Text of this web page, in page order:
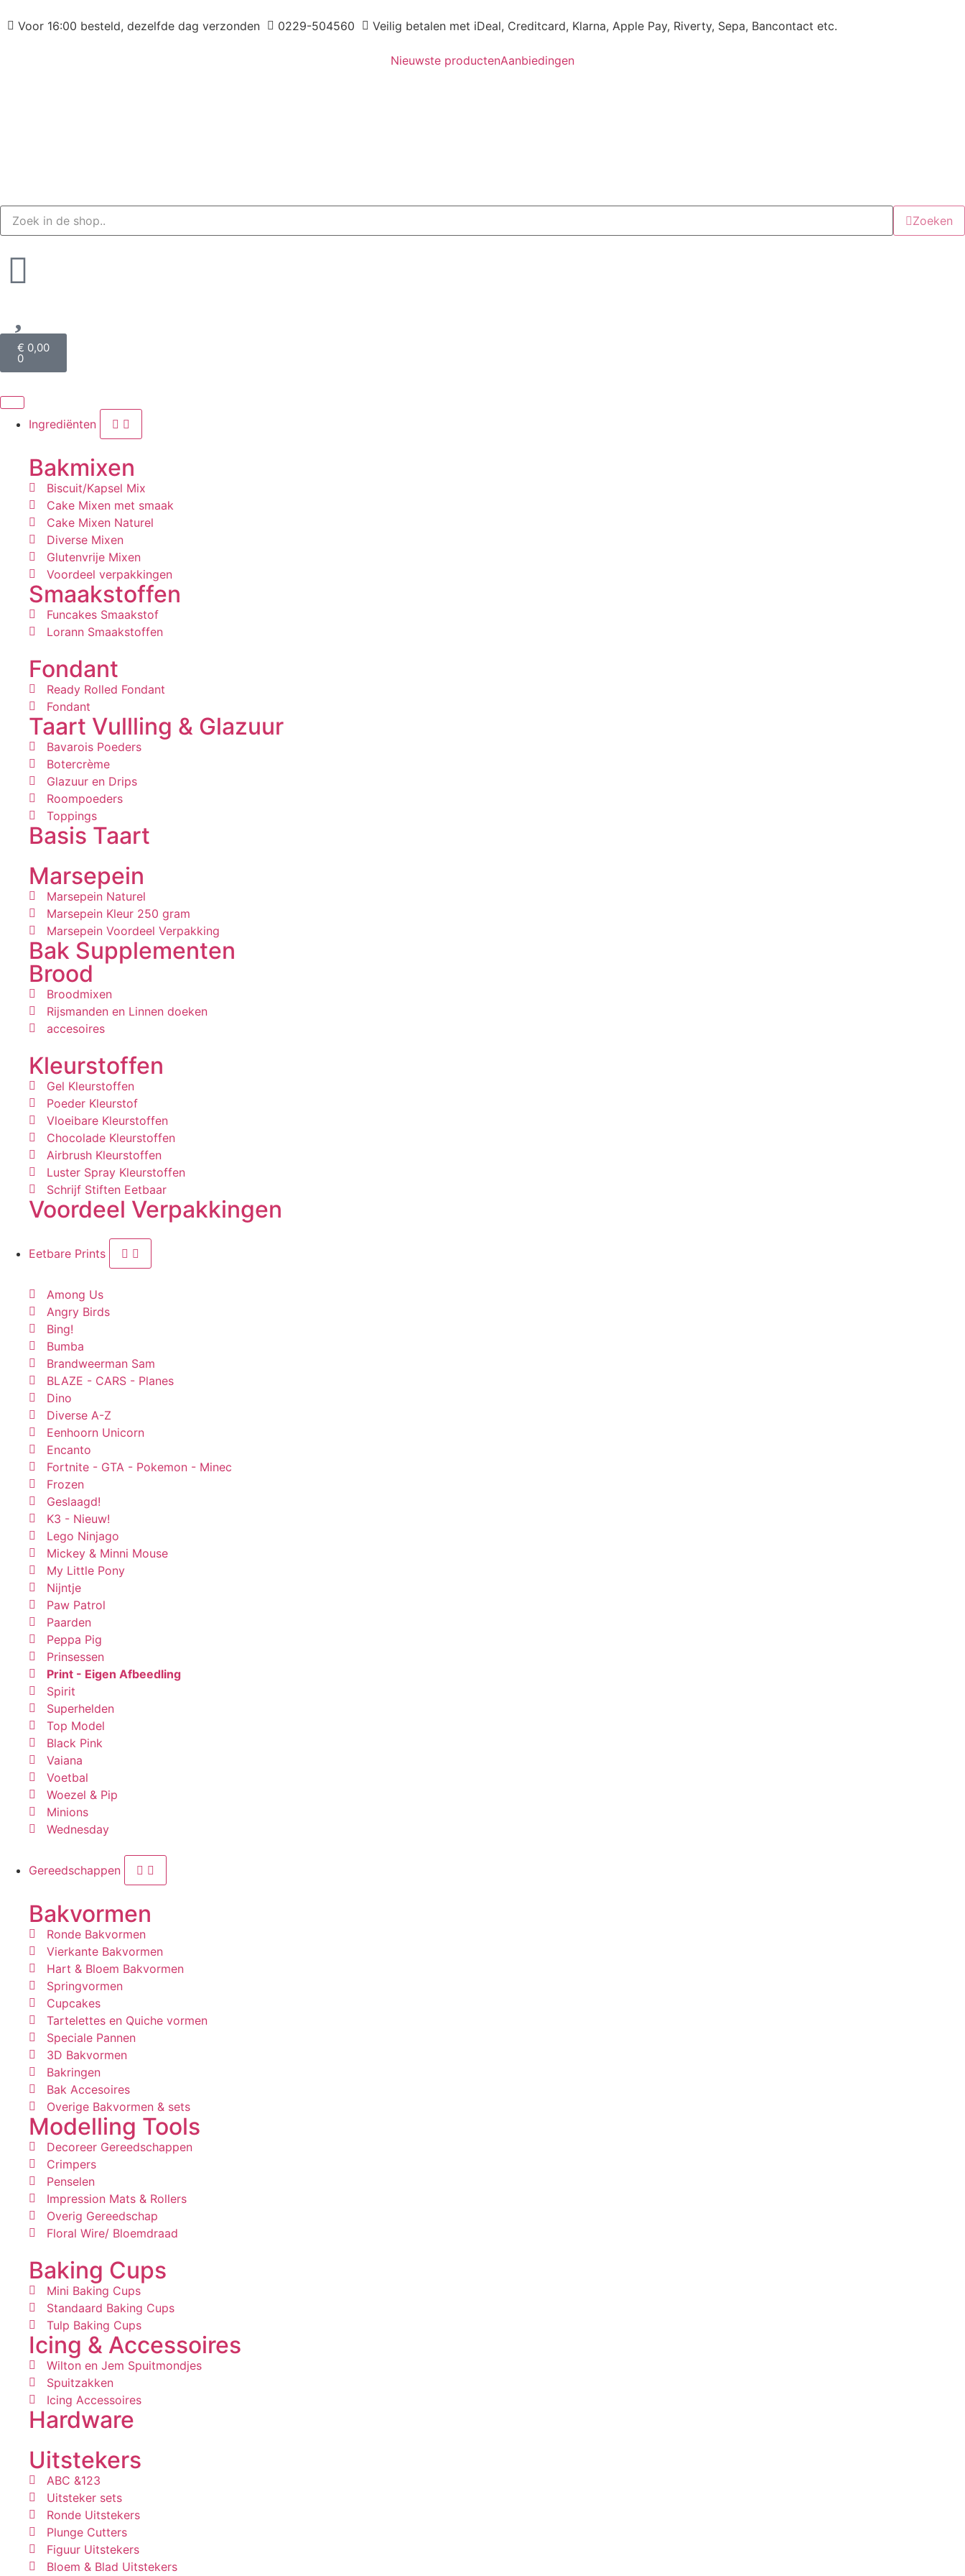
Voor 16:00 besteld, dezelfde dag verzonden 0229-504560 Veilig betalen met iDeal, Creditcard, Klarna, Apple Pay, Riverty, Sepa, Bancontact etc.
Nieuwste productenAanbiedingen
Zoeken
€ 0,00
0
Ingrediënten
Bakmixen
Biscuit/Kapsel Mix
Cake Mixen met smaak
Cake Mixen Naturel
Diverse Mixen
Glutenvrije Mixen
Voordeel verpakkingen
Smaakstoffen
Funcakes Smaakstof
Lorann Smaakstoffen
Fondant
Ready Rolled Fondant
Fondant
Taart Vullling & Glazuur
Bavarois Poeders
Botercrème
Glazuur en Drips
Roompoeders
Toppings
Basis Taart
Marsepein
Marsepein Naturel
Marsepein Kleur 250 gram
Marsepein Voordeel Verpakking
Bak Supplementen
Brood
Broodmixen
Rijsmanden en Linnen doeken
accesoires
Kleurstoffen
Gel Kleurstoffen
Poeder Kleurstof
Vloeibare Kleurstoffen
Chocolade Kleurstoffen
Airbrush Kleurstoffen
Luster Spray Kleurstoffen
Schrijf Stiften Eetbaar
Voordeel Verpakkingen
Eetbare Prints
Among Us
Angry Birds
Bing!
Bumba
Brandweerman Sam
BLAZE - CARS - Planes
Dino
Diverse A-Z
Eenhoorn Unicorn
Encanto
Fortnite - GTA - Pokemon - Minec
Frozen
Geslaagd!
K3 - Nieuw!
Lego Ninjago
Mickey & Minni Mouse
My Little Pony
Nijntje
Paw Patrol
Paarden
Peppa Pig
Prinsessen
Print - Eigen Afbeedling
Spirit
Superhelden
Top Model
Black Pink
Vaiana
Voetbal
Woezel & Pip
Minions
Wednesday
Gereedschappen
Bakvormen
Ronde Bakvormen
Vierkante Bakvormen
Hart & Bloem Bakvormen
Springvormen
Cupcakes
Tartelettes en Quiche vormen
Speciale Pannen
3D Bakvormen
Bakringen
Bak Accesoires
Overige Bakvormen & sets
Modelling Tools
Decoreer Gereedschappen
Crimpers
Penselen
Impression Mats & Rollers
Overig Gereedschap
Floral Wire/ Bloemdraad
Baking Cups
Mini Baking Cups
Standaard Baking Cups
Tulp Baking Cups
Icing & Accessoires
Wilton en Jem Spuitmondjes
Spuitzakken
Icing Accessoires
Hardware
Uitstekers
ABC &123
Uitsteker sets
Ronde Uitstekers
Plunge Cutters
Figuur Uitstekers
Bloem & Blad Uitstekers